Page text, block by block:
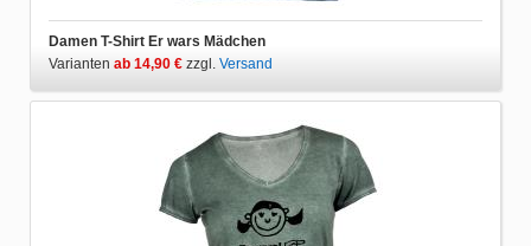
Damen T-Shirt Er wars Mädchen
Varianten ab 14,90 € zzgl. Versand